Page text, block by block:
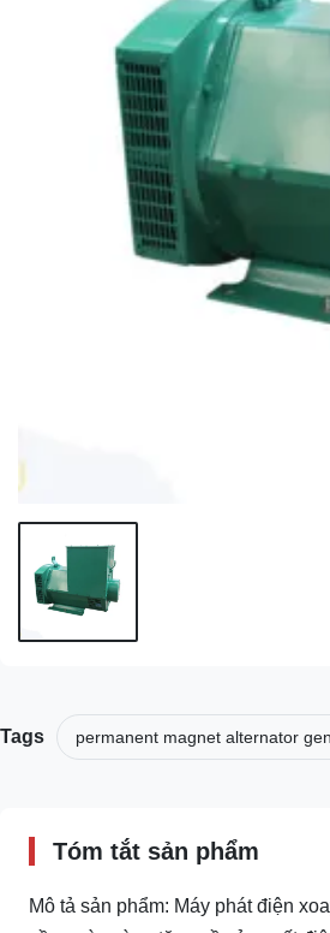
Tags permanent magnet alternator
Tóm tắt sản phẩm
Mô tả sản phẩm: Máy phát điện